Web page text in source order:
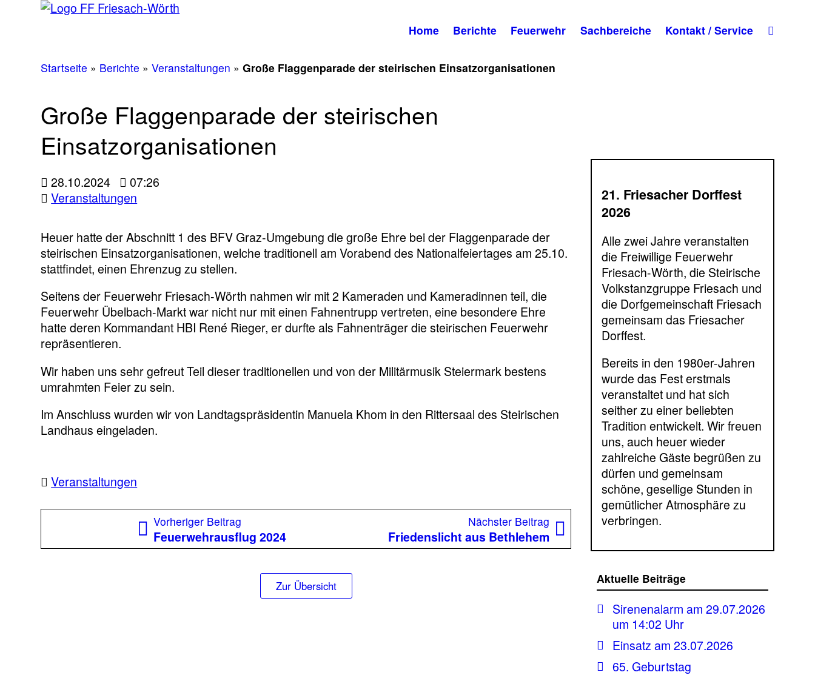
Home Berichte Feuerwehr Sachbereiche Kontakt / Service
Startseite » Berichte »Veranstaltungen »Große Flaggenparade der steirischen Einsatzorganisationen
Große Flaggenparade der steirischen
Einsatzorganisationen
28.10.2024
07:26
Veranstaltungen
Heuer hatte der Abschnitt 1 des BFV Graz-Umgebung die große Ehre bei der Flaggenparade der
steirischen Einsatzorganisationen, welche traditionell am Vorabend des Nationalfeiertages am 25.10.
stattfindet, einen Ehrenzug zu stellen.
Seitens der Feuerwehr Friesach-Wörth nahmen wir mit 2 Kameraden und Kameradinnen teil, die
Feuerwehr Übelbach-Markt war nicht nur mit einen Fahnentrupp vertreten, eine besondere Ehre
hattederen Kommandant HBI René Rieger, er durfte als Fahnenträger die steirischen Feuerwehr
repräsentieren.
Wir haben uns sehr gefreut Teil dieser traditionellen und von der Militärmusik Steiermark bestens
umrahmten Feier zu sein.
Im Anschluss wurden wir von Landtagspräsidentin Manuela Khom in den Rittersaal des Steirischen
Landhaus eingeladen.
Veranstaltungen
Beitragsnavigation
Vorheriger BeitragVorheriger
Beitrag:
Feuerwehrausflug 2024
Nächster Beitrag Nächster
Beitrag:
Friedenslicht aus Bethlehem
Zur Übersicht
21. Friesacher Dorffest
2026
Alle zwei Jahre veranstalten
die Freiwillige Feuerwehr
Friesach-Wörth, die Steirische
Volkstanzgruppe Friesach und
die Dorfgemeinschaft Friesach
gemeinsam das Friesacher
Dorffest.
Bereits in den 1980er-Jahren
wurde das Fest erstmals
veranstaltet und hat sich
seither zu einer beliebten
Tradition entwickelt. Wir freuen
uns, auch heuer wieder
zahlreiche Gäste begrüßen zu
dürfen und gemeinsam
schöne, gesellige Stunden in
gemütlicher Atmosphäre zu
verbringen.
Aktuelle Beiträge
Sirenenalarm am 29.07.2026
um 14:02 Uhr
Einsatz am 23.07.2026
65. Geburtstag